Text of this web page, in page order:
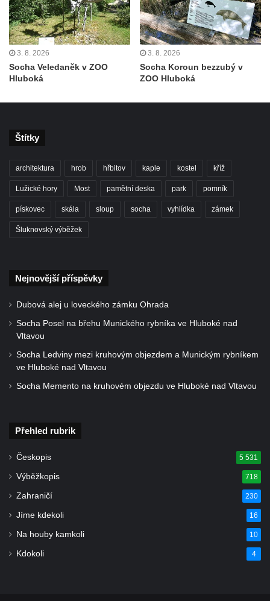
3. 8. 2026
Socha Veledaněk v ZOO
Hluboká
3. 8. 2026
Socha Koroun bezzubý v
ZOO Hluboká
Štítky
architektura hrob hřbitov kaple kostel kříž
Lužické hory Most pamětní deska park pomník
pískovec skála sloup socha vyhlídka zámek
Šluknovský výběžek
Nejnovější příspěvky
Dubová alej u loveckého zámku Ohrada
Socha Posel na břehu Munického rybníka ve Hluboké nad
Vltavou
Socha Ledviny mezi kruhovým objezdem a Munickým rybníkem
ve Hluboké nad Vltavou
Socha Memento na kruhovém objezdu ve Hluboké nad Vltavou
Přehled rubrik
Českopis 5 531
Výběžkopis 718
Zahraničí 230
Jíme kdekoli 16
Na houby kamkoli 10
Kdokoli 4